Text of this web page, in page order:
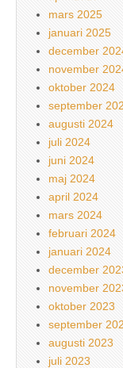
mars 2025
januari 2025
december
november
oktober 2024
september
augusti 2024
juli 2024
juni 2024
maj 2024
april 2024
mars 2024
februari 2024
januari 2024
december
november
oktober 2023
september
augusti 2023
juli 2023